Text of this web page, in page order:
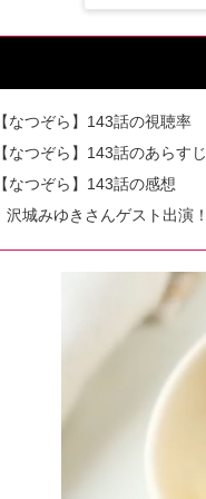
【なつぞら】143話の視聴率
【なつぞら】143話のあらすじ
【なつぞら】143話の感想
沢城みゆきさんゲスト出演！